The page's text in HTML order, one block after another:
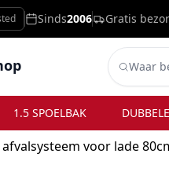
Sinds2006 Gratis
1.5 SPOELBAK